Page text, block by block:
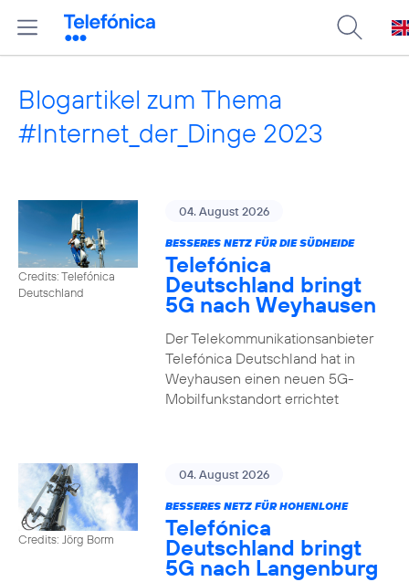
Blogartikel zum Thema
#Internet_der_Dinge 2023
Credits: Telefónica
Deutschland
04. August 2026
BESSERES NETZ FÜR DIE SÜDHEIDE
Telefónica
Deutschland bringt
5G nach Weyhausen
Der Telekommunikationsanbieter
Telefónica Deutschland hat in
Weyhausen einen neuen 5G-
Mobilfunkstandort errichtet
Credits: Jörg Borm
04. August 2026
BESSERES NETZ FÜR HOHENLOHE
Telefónica
Deutschland bringt
5G nach Langenburg